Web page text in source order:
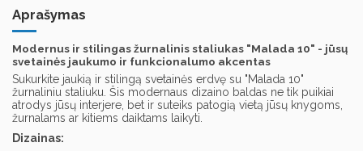
Aprašymas
Modernus ir stilingas žurnalinis staliukas "Malada 10" - jūsų
svetainės jaukumo ir funkcionalumo akcentas
Sukurkite jaukią ir stilingą svetainės erdvę su "Malada 10"
žurnaliniu staliuku. Šis modernaus dizaino baldas ne tik puikiai
atrodys jūsų interjere, bet ir suteiks patogią vietą jūsų knygoms,
žurnalams ar kitiems daiktams laikyti.
Dizainas: